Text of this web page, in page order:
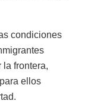
condiciones
la frontera,
ellos